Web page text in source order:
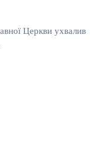
Церкви ухвалив